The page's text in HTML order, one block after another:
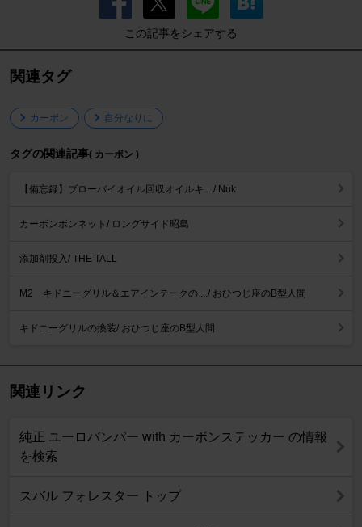
この記事をシェアする
関連タグ
カーボン 自分なりに
タグの関連記事( カーボン )
【備忘録】ブローバイオイル回収オイルキ .../ Nuk
カーボンボンネット/ ロングサイド昭島
添加剤投入/ THE TALL
M2 キドニーグリル＆エアインテークの .../ おひつじ座のB型人間
キドニーグリルの換装/ おひつじ座のB型人間
関連リンク
純正 ユーロバンパー with カーボンステッカー の情報
を検索
スバル フォレスター トップ